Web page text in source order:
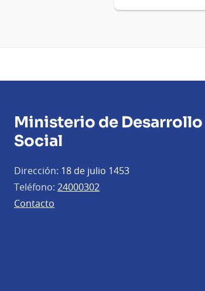
Ministerio de Desarrollo
Social
Dirección: 18 de julio 1453
Teléfono: 24000302
Contacto